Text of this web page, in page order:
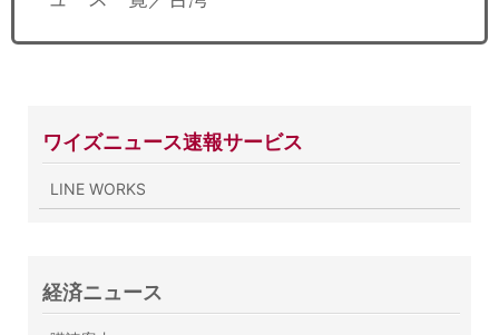
ワイズニュース速報サービス
LINE WORKS
経済ニュース